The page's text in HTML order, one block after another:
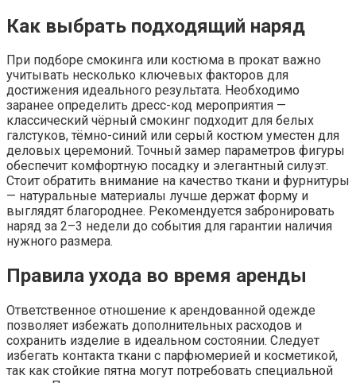
Как выбрать подходящий наряд
При подборе смокинга или костюма в прокат важно
учитывать несколько ключевых факторов для
достижения идеального результата. Необходимо
заранее определить дресс-код мероприятия —
классический чёрный смокинг подходит для белых
галстуков, тёмно-синий или серый костюм уместен для
деловых церемоний. Точный замер параметров фигуры
обеспечит комфортную посадку и элегантный силуэт.
Стоит обратить внимание на качество ткани и фурнитуры
— натуральные материалы лучше держат форму и
выглядят благороднее. Рекомендуется забронировать
наряд за 2–3 недели до события для гарантии наличия
нужного размера.
Правила ухода во время аренды
Ответственное отношение к арендованной одежде
позволяет избежать дополнительных расходов и
сохранить изделие в идеальном состоянии. Следует
избегать контакта ткани с парфюмерией и косметикой,
так как стойкие пятна могут потребовать специальной